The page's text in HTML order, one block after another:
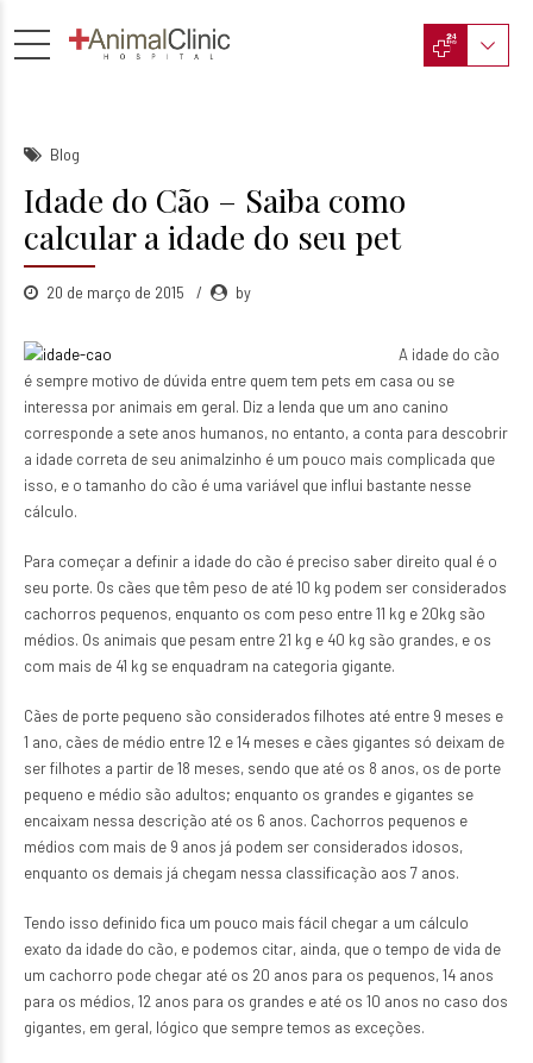
Blog
Idade do Cão – Saiba como
calcular a idade do seu pet
20 de março de 2015 by
A idade do cão
é sempre motivo de dúvida entre quem tem pets em casa ou se
interessa por animais em geral. Diz a lenda que um ano canino
corresponde a sete anos humanos, no entanto, a conta para descobrir
a idade correta de seu animalzinho é um pouco mais complicada que
isso, e o tamanho do cão é uma variável que influi bastante nesse
cálculo.
Para começar a definir a idade do cão é preciso saber direito qual é o
seu porte. Os cães que têm peso de até 10 kg podem ser considerados
cachorros pequenos, enquanto os com peso entre 11 kg e 20kg são
médios. Os animais que pesam entre 21 kg e 40 kg são grandes, e os
com mais de 41 kg se enquadram na categoria gigante.
Cães de porte pequeno são considerados filhotes até entre 9 meses e
1 ano, cães de médio entre 12 e 14 meses e cães gigantes só deixam de
ser filhotes a partir de 18 meses, sendo que até os 8 anos, os de porte
pequeno e médio são adultos; enquanto os grandes e gigantes se
encaixam nessa descrição até os 6 anos. Cachorros pequenos e
médios com mais de 9 anos já podem ser considerados idosos,
enquanto os demais já chegam nessa classificação aos 7 anos.
Tendo isso definido fica um pouco mais fácil chegar a um cálculo
exato da idade do cão, e podemos citar, ainda, que o tempo de vida de
um cachorro pode chegar até os 20 anos para os pequenos, 14 anos
para os médios, 12 anos para os grandes e até os 10 anos no caso dos
gigantes, em geral, lógico que sempre temos as exceções.